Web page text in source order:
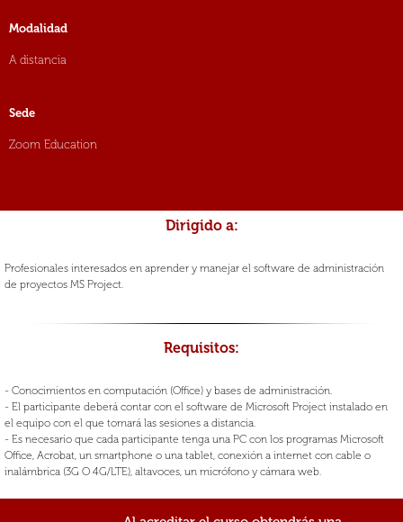
Modalidad
A distancia
Sede
Zoom Education
Dirigido a:
Profesionales interesados en aprender y manejar el software de administración
de proyectos MS Project.
Requisitos:
- Conocimientos en computación (Office) y bases de administración.
- El participante deberá contar con el software de Microsoft Project instalado en
el equipo con el que tomará las sesiones a distancia.
- Es necesario que cada participante tenga una PC con los programas Microsoft
Office, Acrobat, un smartphone o una tablet, conexión a internet con cable o
inalámbrica (3G O 4G/LTE), altavoces, un micrófono y cámara web.